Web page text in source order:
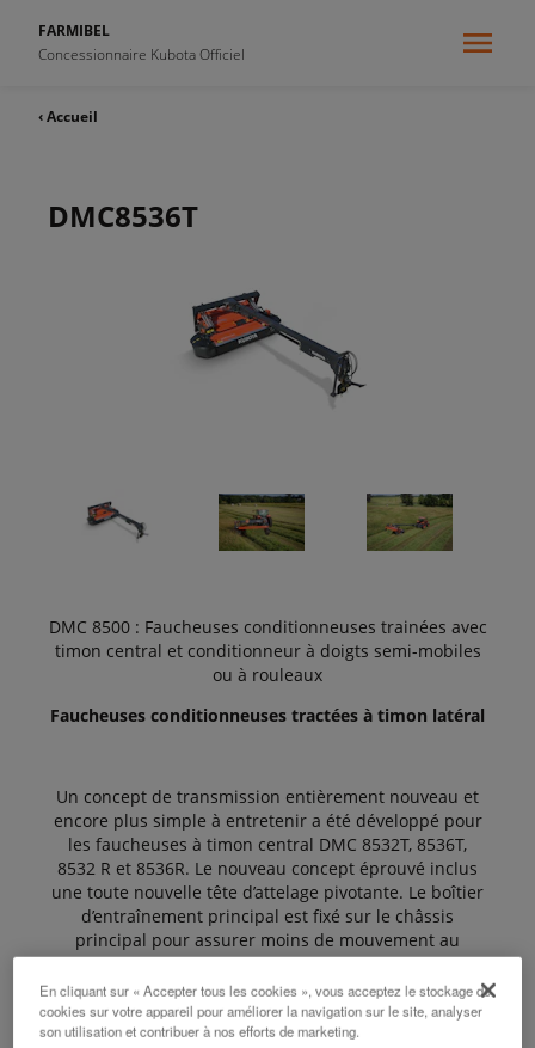
FARMIBEL
Concessionnaire Kubota Officiel
‹ Accueil
DMC8536T
DMC 8500 : Faucheuses conditionneuses trainées avec
timon central et conditionneur à doigts semi-mobiles
ou à rouleaux
Faucheuses conditionneuses tractées à timon latéral
Un concept de transmission entièrement nouveau et
encore plus simple à entretenir a été développé pour
les faucheuses à timon central DMC 8532T, 8536T,
8532 R et 8536R. Le nouveau concept éprouvé inclus
une toute nouvelle tête d’attelage pivotante. Le boîtier
d’entraînement principal est fixé sur le châssis
principal pour assurer moins de mouvement au
travail. Le timon central permet de faucher à droite ou
à gauche du tracteur offrant une multitude
d’avantage. Le timon central offre une parfaite
manœuvrabilité, spécialement en fourrière.
En cliquant sur « Accepter tous les cookies », vous acceptez le stockage de
cookies sur votre appareil pour améliorer la navigation sur le site, analyser
son utilisation et contribuer à nos efforts de marketing.